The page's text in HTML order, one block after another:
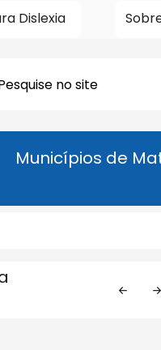
Dislexia
Municípios de